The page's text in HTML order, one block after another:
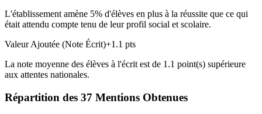
L'établissement amène 5% d'élèves en plus à la réussite que ce qui
était attendu compte tenu de leur profil social et scolaire.
Valeur Ajoutée (Note Écrit)+1.1 pts
La note moyenne des élèves à l'écrit est de 1.1 point(s) supérieure
aux attentes nationales.
Répartition des 37 Mentions Obtenues